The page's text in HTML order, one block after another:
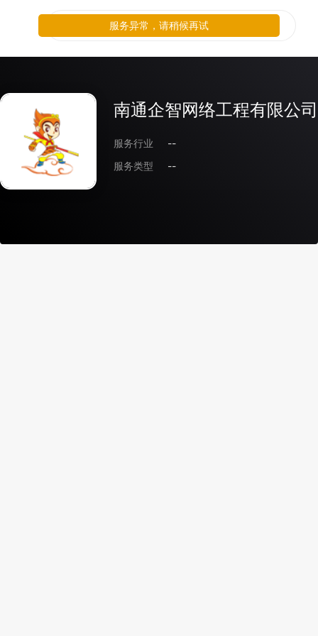
南通企智网络工程有限公司
服务行业
--
服务类型
--
服务异常，请稍候再试